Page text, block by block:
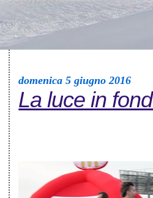
domenica 5 giugno 2016
La luce in